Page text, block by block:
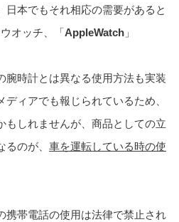
日本でもそれ相応の需要があると
オッチ、「AppleWatch 」
腕時計とは異なる使用方法も実装
ィアでも報じられているため、
もしれませんが、商品としての立
のが、 車を運転している時の使
携帯電話の使用は法律で禁止され